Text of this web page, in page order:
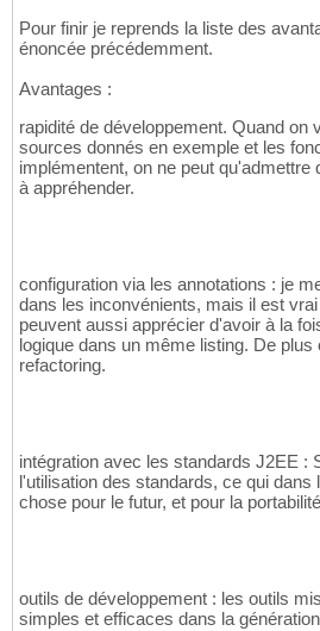
Pour finir je reprends la liste des
énoncée précédemment.
Avantages :
rapidité de développement. Quand on
sources donnés en exemple et les
implémentent, on ne peut qu'admettre
à appréhender.
configuration via les annotations : je
dans les inconvénients, mais il est
peuvent aussi apprécier d'avoir à la
logique dans un même listing. De plus
refactoring.
intégration avec les standards J2EE :
l'utilisation des standards, ce qui dans
chose pour le futur, et pour la
outils de développement : les outils
simples et efficaces dans la